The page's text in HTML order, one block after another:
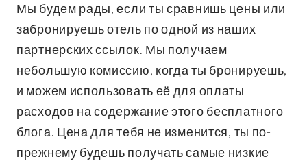
Мы будем рады, если ты сравнишь цены или
забронируешь отель по одной из наших
партнерских ссылок. Мы получаем
небольшую комиссию, когда ты бронируешь,
и можем использовать её для оплаты
расходов на содержание этого бесплатного
блога. Цена для тебя не изменится, ты по-
прежнему будешь получать самые низкие